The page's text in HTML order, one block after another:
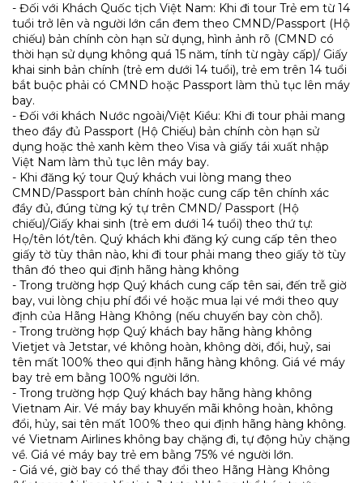
- Đối với Khách Quốc tịch Việt Nam: Khi đi tour Trẻ em từ 14
tuổi trở lên và người lớn cần đem theo CMND/Passport (Hộ
chiếu) bản chính còn hạn sử dụng, hình ảnh rõ (CMND có
thời hạn sử dụng không quá 15 năm, tính từ ngày cấp)/ Giấy
khai sinh bản chính (trẻ em dưới 14 tuổi), trẻ em trên 14 tuổi
bắt buộc phải có CMND hoặc Passport làm thủ tục lên máy
bay.
- Đối với khách Nước ngoài/Việt Kiều: Khi đi tour phải mang
theo đầy đủ Passport (Hộ Chiếu) bản chính còn hạn sử
dụng hoặc thẻ xanh kèm theo Visa và giấy tái xuất nhập
Việt Nam làm thủ tục lên máy bay.
- Khi đăng ký tour Quý khách vui lòng mang theo
CMND/Passport bản chính hoặc cung cấp tên chính xác
đầy đủ, đúng từng ký tự trên CMND/ Passport (Hộ
chiếu)/Giấy khai sinh (trẻ em dưới 14 tuổi) theo thứ tự:
Họ/tên lót/tên. Quý khách khi đăng ký cung cấp tên theo
giấy tờ tùy thân nào, khi đi tour phải mang theo giấy tờ tùy
thân đó theo qui định hãng hàng không
- Trong trường hợp Quý khách cung cấp tên sai, đến trễ giờ
bay, vui lòng chịu phí đổi vé hoặc mua lại vé mới theo quy
định của Hãng Hàng Không (nếu chuyến bay còn chỗ).
- Trong trường hợp Quý khách bay hãng hàng không
Vietjet và Jetstar, vé không hoàn, không dời, đổi, huỷ, sai
tên mất 100% theo qui định hãng hàng không. Giá vé máy
bay trẻ em bằng 100% người lớn.
- Trong trường hợp Quý khách bay hãng hàng không
Vietnam Air. Vé máy bay khuyến mãi không hoàn, không
đổi, hủy, sai tên mất 100% theo qui định hãng hàng không.
vé Vietnam Airlines không bay chặng đi, tự động hủy chặng
về. Giá vé máy bay trẻ em bằng 75% vé người lớn.
- Giá vé, giờ bay có thể thay đổi theo Hãng Hàng Không